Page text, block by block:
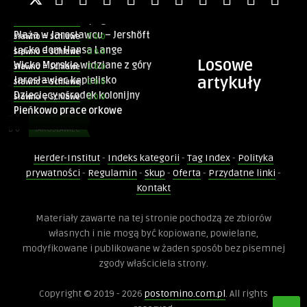
Losowe
artykuły
0 JAROSŁAWIEC
Odpoczywający mężczyźni pod
0 PIEŃKOWO
Sławno = Schlawe 0.0
0 JAROSŁAWIEC
0.0
Plaża w Jarosławcu – Jershöft
0 ŁĄCKO
Sławno = Schlawe 0.0
Łącko dom Hansa Lange
0 WICKO MORSKIE
Sławno = Schlawe 0.0
Wicko Morskie widziane z góry
0 JAROSŁAWIEC
Sławno = Schlawe 0.0
Jarosławiec kąpielisko
0 JAROSŁAWIEC
Sławno = Schlawe 0.0
Dziecięcy ośrodek kolonijny
Sławno = Schlawe 0.0
Pieńkowo prace orkowe
PIESZCZ
Sławno = Schlawe 0.0
Pieszcz B dworek
Herder-Institut- Indeks kategorii - Tag Index- Polityka
prywatności - Regulamin - Skup - Oferta - Przydatne linki -
Kontakt
Materiały zawarte na tej stronie pochodzą ze zbiorów
własnych i nie mogą być kopiowane, powielane,
modyfikowane i publikowane w żaden sposób bez pisemnej
zgody właściciela strony.
Copyright © 2019 - 2026 postomino.com.pl. All rights
Doświadczenie
strona
internetowa
działała jak
najlepiej
podczas twojego
przejścia na nią.
Jeśli odrzucisz te
pliki cookie,
znikną ze strony
swoje
zainteresowania i
podczas
zobaczenie